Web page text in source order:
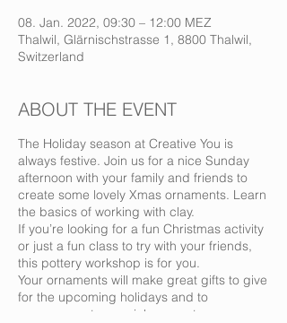
08. Jan. 2022, 09:30 – 12:00 MEZ
Thalwil, Glärnischstrasse 1, 8800 Thalwil,
Switzerland
ABOUT THE EVENT
The Holiday season at Creative You is
always festive. Join us for a nice Sunday
afternoon with your family and friends to
create some lovely Xmas ornaments. Learn
the basics of working with clay.
If you’re looking for a fun Christmas activity
or just a fun class to try with your friends,
this pottery workshop is for you.
Your ornaments will make great gifts to give
for the upcoming holidays and to
commemorate special moments.